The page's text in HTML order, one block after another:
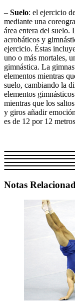
– Suelo: el ejercicio
mediante una
área entera del suelo.
acrobáticos y
ejercicio. Éstas
uno o más mortales,
gimnástica. La
elementos mientras
suelo, cambiando la
elementos
mientras que los
y giros añadir
es de 12 por 12
Notas